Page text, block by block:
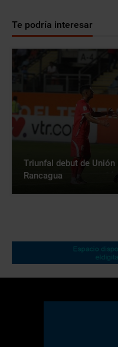
Te podría interesar
Triunfal debut de
Rancagua